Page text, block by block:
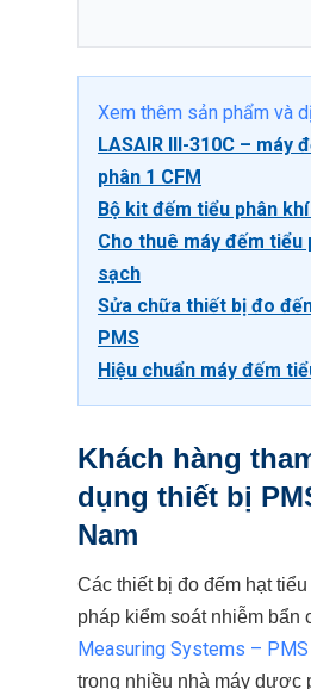
Xem thêm sản phẩm và
LASAIR III-310C – máy
phân 1 CFM
Bộ kit đếm tiểu phân khí
Cho thuê máy đếm tiểu
sạch
Sửa chữa thiết bị đo
PMS
Hiệu chuẩn máy đếm
Khách hàng
dụng thiết bị
Nam
Các thiết bị đo đếm hạt
pháp kiểm soát nhiễm bẩn
Measuring Systems – PMS
trong nhiều nhà máy dược